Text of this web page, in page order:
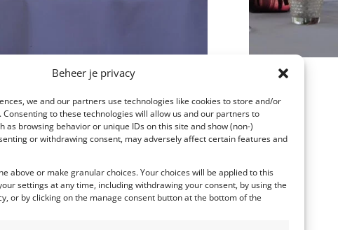
Beheer je privacy
we and our partners use technologies like cookies to store and/or
to these technologies will allow us and our partners to
as browsing behavior or unique IDs on this site and show (non-)
or withdrawing consent, may adversely affect certain features and
above or make granular choices. Your choices will be applied to this
settings at any time, including withdrawing your consent, by using the
or by clicking on the manage consent button at the bottom of the